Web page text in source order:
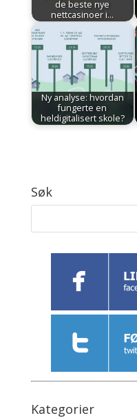
de beste nye
nettcasinoer i…
Ny analyse: hvordan
fungerte en
heldigitalisert skole?
Søk
Kategorier